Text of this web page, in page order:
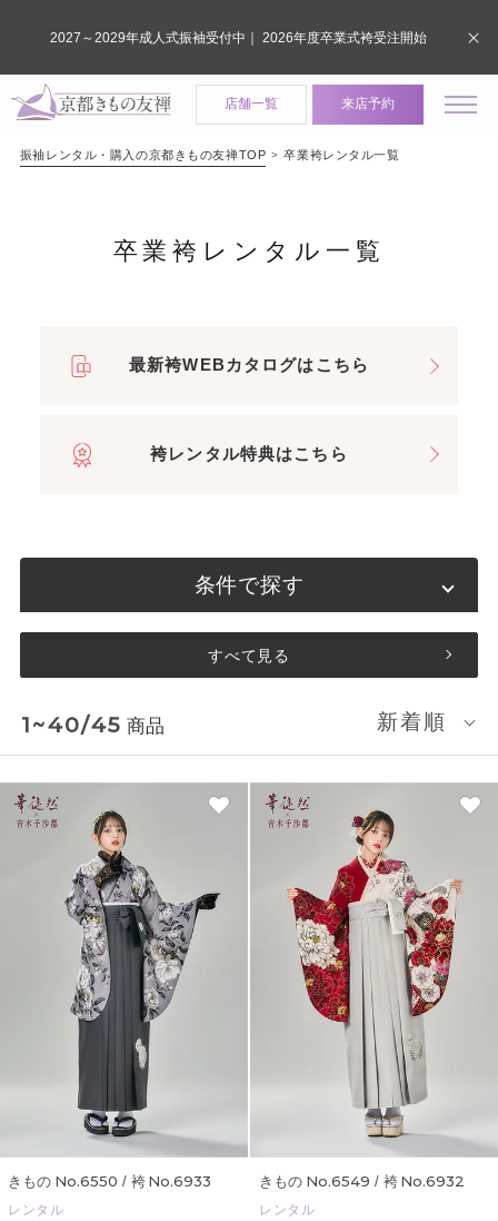
店舗一覧 来店予約
振袖レンタル・購入の京都きもの友禅TOP 卒業袴レンタル一覧
卒業袴レンタル一覧
最新袴WEBカタログはこちら
袴レンタル特典はこちら
条件で探す
すべて見る
1~40/45 商品 新着順
きもの No.6550 / 袴 No.6933
レンタル
きもの No.6549 / 袴 No.6932
レンタル
2027～2029年成人式振袖受付中｜ 2026年度卒業式袴受注開始